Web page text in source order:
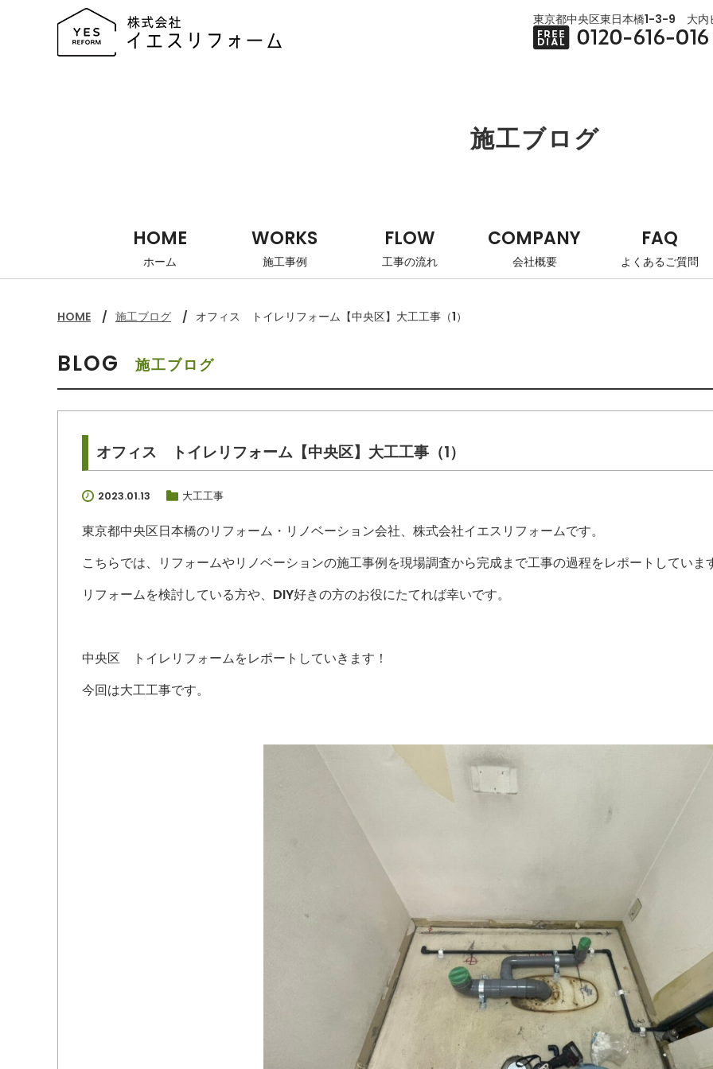
東京都中央区東日本橋1-3-9 大内
施工ブログ
HOME
ホーム
WORKS
施工事例
FLOW
工事の流れ
COMPANY
会社概要
FAQ
よくあるご質問
HOME 施工ブログ オフィス トイレリフォーム【中央区】大工工事（1）
BLOG 施工ブログ
オフィス トイレリフォーム【中央区】大工工事（1）
2023.01.13 大工工事
東京都中央区日本橋のリフォーム・リノベーション会社、株式会社イエスリフォームです。
こちらでは、リフォームやリノベーションの施工事例を現場調査から完成まで工事の過程をレポートしていま
リフォームを検討している方や、DIY好きの方のお役にたてれば幸いです。
中央区 トイレリフォームをレポートしていきます！
今回は大工工事です。